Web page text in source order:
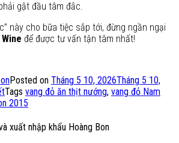
gật đầu tâm đắc.
này cho bữa tiệc sắp tới, đừng ngần ngại
để được tư vấn tận tâm nhất!
Posted on Tháng 5 10, 2026Tháng 5 10,
Tags vang đỏ ăn thịt nướng, vang đỏ Nam
2015
xuất nhập khẩu Hoàng Bon